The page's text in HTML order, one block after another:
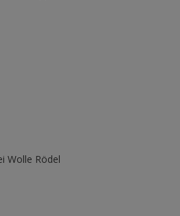
Wolle Rödel